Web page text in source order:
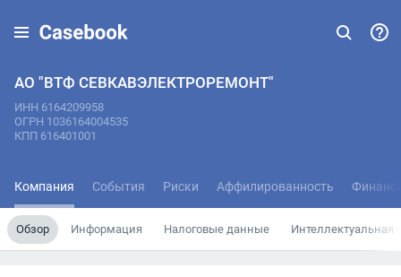
АО "ВТФ СЕВКАВЭЛЕКТРОРЕМОНТ"
ИНН 6164209958
ОГРН 1036164004535
КПП 616401001
Компания События Риски Аффилированность
Обзор Информация Налоговые данные Интеллектуальная